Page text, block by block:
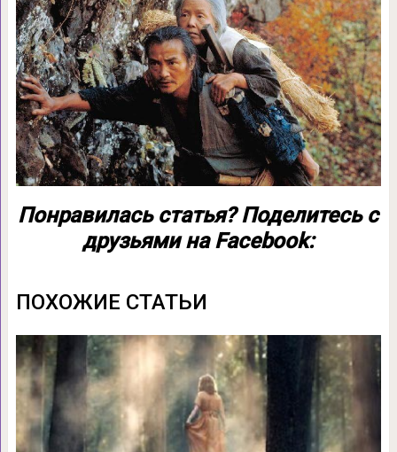
Понравилась статья? Поделитесь с
друзьями на Facebook:
ПОХОЖИЕ СТАТЬИ